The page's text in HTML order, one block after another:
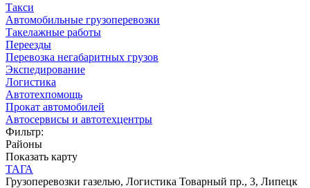
Такси
Автомобильные грузоперевозки
Такелажные работы
Переезды
Перевозка негабаритных грузов
Экспедирование
Логистика
Автотехпомощь
Прокат автомобилей
Автосервисы и автотехцентры
Фильтр:
Районы
Показать карту
ТАГА
Грузоперевозки газелью, Логистика Товарный пр., 3, Липецк